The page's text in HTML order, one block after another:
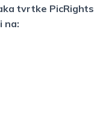
tvrtke PicRights
na: